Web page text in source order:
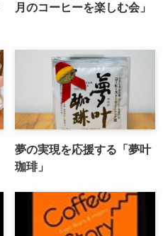
月のコーヒーを楽しむ会」
夢の実現を応援する「夢叶
珈琲」